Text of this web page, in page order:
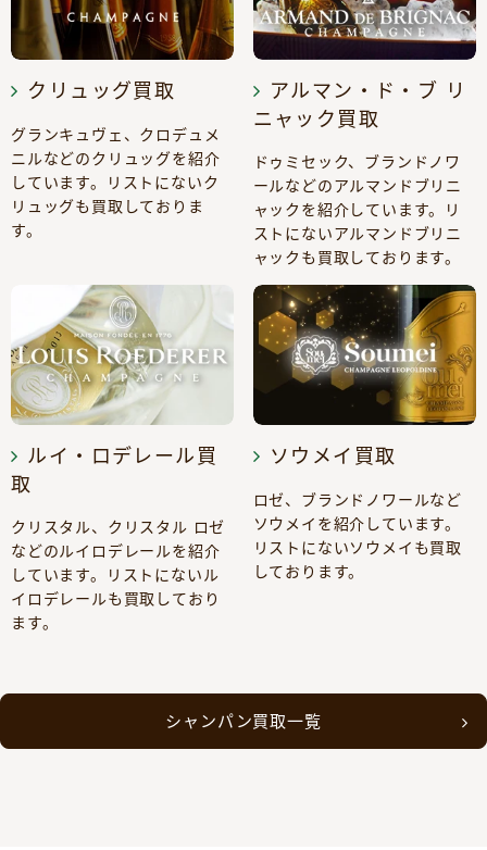
クリュッグ買取
グランキュヴェ、クロデュメ
ニルなどのクリュッグを紹介
しています。リストにないク
リュッグも買取しておりま
す。
アルマン・ド・ブ リ
ニャック買取
ドゥミセック、ブランドノワ
ールなどのアルマンドブリニ
ャックを紹介しています。リ
ストにないアルマンドブリニ
ャックも買取しております。
ルイ・ロデレール買
取
クリスタル、クリスタル ロゼ
などのルイロデレールを紹介
しています。リストにないル
イロデレールも買取しており
ます。
ソウメイ買取
ロゼ、ブランドノワールなど
ソウメイを紹介しています。
リストにないソウメイも買取
しております。
シャンパン買取一覧